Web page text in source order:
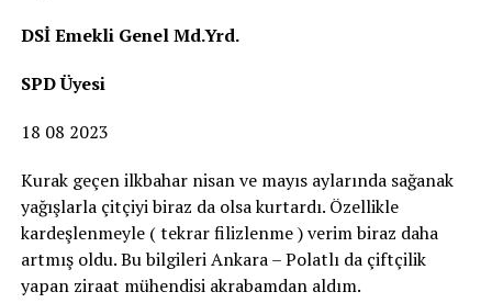
DSİ Emekli Genel Md.Yrd.
SPD Üyesi
18 08 2023
Kurak geçen ilkbahar nisan ve mayıs aylarında sağanak
yağışlarla çitçiyi biraz da olsa kurtardı. Özellikle
kardeşlenmeyle ( tekrar filizlenme ) verim biraz daha
artmış oldu. Bu bilgileri Ankara – Polatlı da çiftçilik
yapan ziraat mühendisi akrabamdan aldım.